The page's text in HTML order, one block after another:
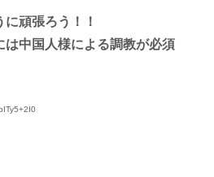
頑張ろう！！
は中国人様による調教が必須